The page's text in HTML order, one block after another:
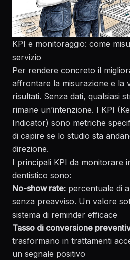
KPI e monitoraggio: come
servizio
Per rendere concreto il
affrontare la misurazione e la
risultati. Senza dati, qualsiasi
rimane un’intenzione. I KPI
Indicator) sono metriche
di capire se lo studio sta
direzione.
I principali KPI da monitorare
dentistico sono:
No-show rate: percentuale di
senza preavviso. Un valore
sistema di reminder efficace
Tasso di conversione
trasformano in trattamenti
un segnale positivo